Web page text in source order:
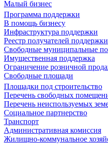
Малый бизнес
Программа поддержки
В помощь бизнесу
Инфраструктура поддержки
Реестр получателей поддержки
Свободные муниципальные
Имущественная поддержка
Ограничение розничной
Свободные площади
Площадки под строительство
Перечень свободных
Перечень неиспользуемых
Социальное партнерство
Транспорт
Административная комиссия
Жилищно-коммунальное